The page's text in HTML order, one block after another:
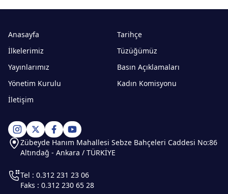
Anasayfa
Tarihçe
İlkelerimiz
Tüzüğümüz
Yayınlarımız
Basın Açıklamaları
Yönetim Kurulu
Kadın Komisyonu
İletişim
Zübeyde Hanım Mahallesi Sebze Bahçeleri Caddesi No:86
Altındağ - Ankara / TÜRKİYE
Tel : 0.312 231 23 06
Faks : 0.312 230 65 28